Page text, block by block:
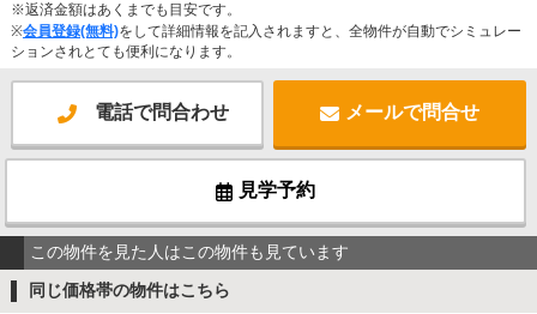
※返済金額はあくまでも目安です。
※会員登録(無料)をして詳細情報を記入されますと、全物件が自動でシミュレー
ションされとても便利になります。
電話で問合わせ メールで問合せ
見学予約
この物件を見た人はこの物件も見ています
同じ価格帯の物件はこちら